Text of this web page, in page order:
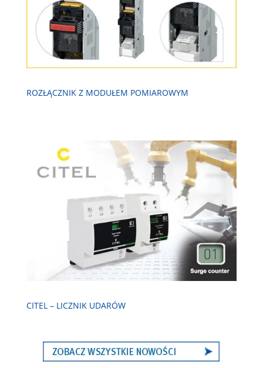
ROZŁĄCZNIK Z MODUŁEM POMIAROWYM
CITEL – LICZNIK UDARÓW